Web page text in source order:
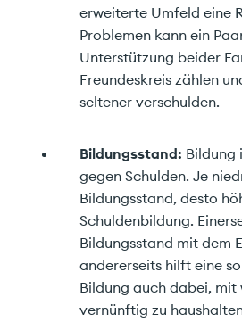
erweiterte Umfeld eine
Problemen kann ein
Unterstützung beider
Freundeskreis zählen
seltener verschulden.
Bildungsstand: Bildung
gegen Schulden. Je
Bildungsstand, desto
Schuldenbildung.
Bildungsstand mit dem
andererseits hilft eine
Bildung auch dabei, mit
vernünftig zu